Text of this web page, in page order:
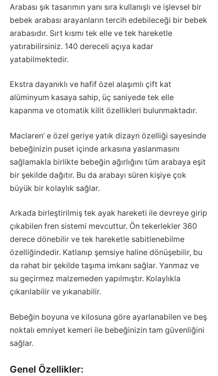
Arabası şık tasarımın yanı sıra kullanışlı ve işlevsel bir
bebek arabası arayanların tercih edebileceği bir bebek
arabasıdır. Sırt kısmı tek elle ve tek hareketle
yatırabilirsiniz. 140 dereceli açıya kadar
yatabilmektedir.
Ekstra dayanıklı ve hafif özel alaşımlı çift kat
alüminyum kasaya sahip, üç saniyede tek elle
kapanma ve otomatik kilit özellikleri bulunmaktadır.
Maclaren’ e özel geriye yatık dizayn özelliği sayesinde
bebeğinizin puset içinde arkasına yaslanmasını
sağlamakla birlikte bebeğin ağırlığını tüm arabaya eşit
bir şekilde dağıtır. Bu da arabayı süren kişiye çok
büyük bir kolaylık sağlar.
Arkada birleştirilmiş tek ayak hareketi ile devreye girip
çıkabilen fren sistemi mevcuttur. Ön tekerlekler 360
derece dönebilir ve tek hareketle sabitlenebilme
özelliğindedir. Katlanıp şemsiye haline dönüşebilir, bu
da rahat bir şekilde taşıma imkanı sağlar. Yanmaz ve
su geçirmez malzemeden yapılmıştır. Kolaylıkla
çıkarılabilir ve yıkanabilir.
Bebeğin boyuna ve kilosuna göre ayarlanabilen ve beş
noktalı emniyet kemeri ile bebeğinizin tam güvenliğini
sağlar.
Genel Özellikler: